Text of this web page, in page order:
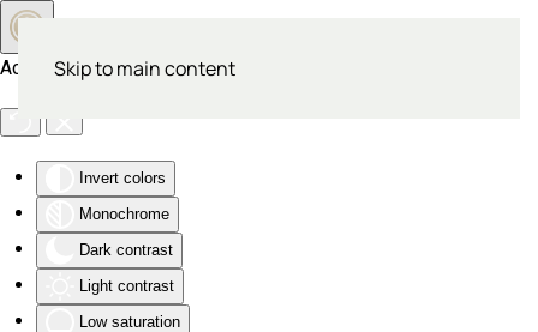
Accessibility Tools
Invert colors
Monochrome
Dark contrast
Light contrast
Low saturation
Skip to main content